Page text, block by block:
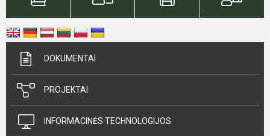
DOKUMENTAI
PROJEKTAI
INFORMACINĖS TECHNOLOGIJOS